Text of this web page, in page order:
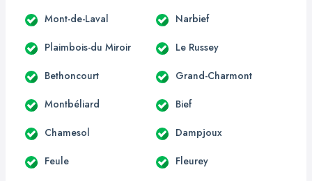
Mont-de-Laval Narbief
Plaimbois-du Miroir Le Russey
Bethoncourt Grand-Charmont
Montbéliard Bief
Chamesol Dampjoux
Feule Fleurey